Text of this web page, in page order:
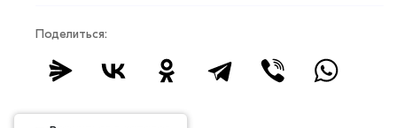
Поделиться: